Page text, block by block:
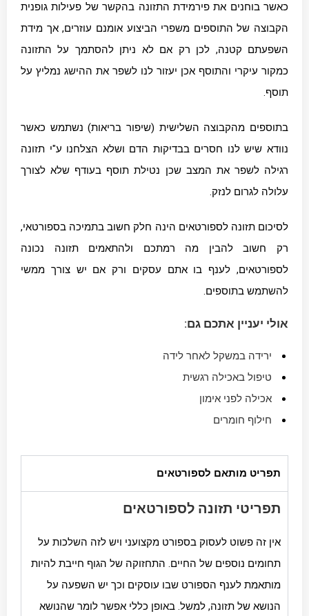
כאשר בוחנים את פירמידת התזונה בהקשר של פעילות גופנית
הקבוצה של התוספים משפרי הביצוע אומנם עוזרים, אך מידת
השפעתם קטנה, לכן רק אם לא ניתן להסתמך על התזונה
כמקור עיקרי והתוסף אכן יעזור לנו לשפר את ההישג נמליץ על
תוסף.
בתוספים מהקבוצה השלישית (שיפור בריאות) נשתמש כאשר
נוודא שיש לנו חסרים בבדיקות הדם ושלא הצלחנו ע"י תזונה
רגילה לשפר את המצב שכן נטילת תוסף בעודף שלא לצורך
עלולה לגרום לנזק.
לסיכום תזונה לספורטאים הינה חלק חשוב בתמיכה בספורטאי,
רק חשוב להבין מה רמתכם ולהתאמים תזונה נכונה
לספורטאים, לענף בו אתם עסקים ורק אם יש צורך ממשי
להשתמש בתוספים.
אולי יעניין אתכם גם:
ירידה במשקל לאחר לידה
טיפול באכילה רגשית
אכילה לפני אימון
חילוף חומרים
תפריט מותאם לספורטאים
תפריטי תזונה לספורטאים
אין זה פשוט לעסוק בספורט מקצועני ויש לזה השלכות על
תחומים נוספים של החיים. התחזוקה של הגוף חייבת להיות
מותאמת לענף הספורט שבו עוסקים וכך יש השפעה על
הנושא של תזונה, למשל. באופן כללי אפשר לומר שהנושא